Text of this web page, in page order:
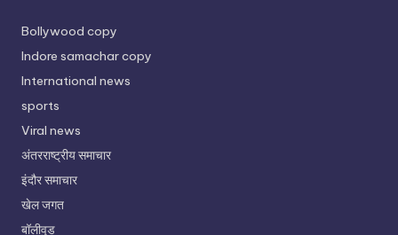
Bollywood copy
Indore samachar copy
International news
sports
Viral news
अंतरराष्ट्रीय समाचार
इंदौर समाचार
खेल जगत
बॉलीवुड